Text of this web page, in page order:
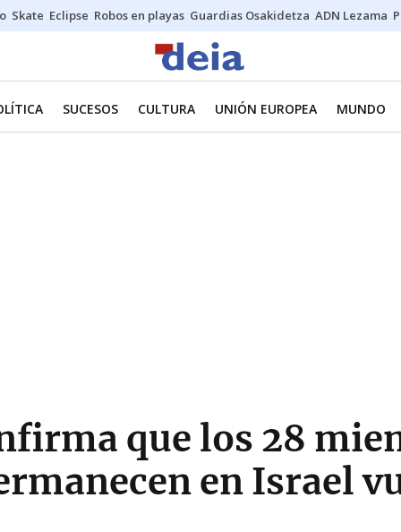
Skate Eclipse Robos en playas Guardias Osakidetza ADN Lezama
SUCESOS CULTURA UNIÓN EUROPEA MUNDO
que los 28
en Israel